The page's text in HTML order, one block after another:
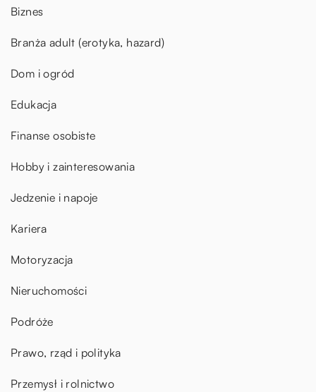
Biznes
Branża adult (erotyka, hazard)
Dom i ogród
Edukacja
Finanse osobiste
Hobby i zainteresowania
Jedzenie i napoje
Kariera
Motoryzacja
Nieruchomości
Podróże
Prawo, rząd i polityka
Przemysł i rolnictwo